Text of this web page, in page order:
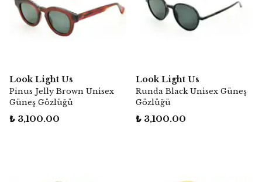
Look Light Us
Pinus Jelly Brown Unisex
Güneş Gözlüğü
₺ 3,100.00
Look Light Us
Runda Black Unisex Güneş
Gözlüğü
₺ 3,100.00